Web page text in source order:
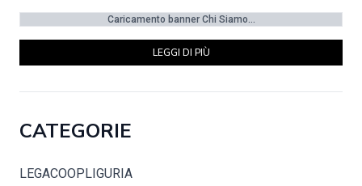
Caricamento banner Chi Siamo...
LEGGI DI PIÙ
CATEGORIE
LEGACOOPLIGURIA